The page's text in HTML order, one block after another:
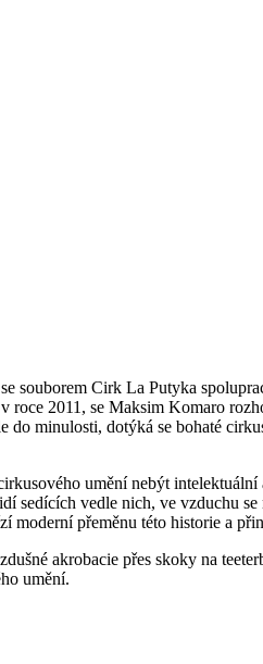
souborem Cirk La Putyka
roce 2011, se Maksim Komaro
do minulosti, dotýká se bohaté
umění nebýt
vedle nich, ve vzduchu
přeměnu této historie a
akrobacie přes skoky na
umění.